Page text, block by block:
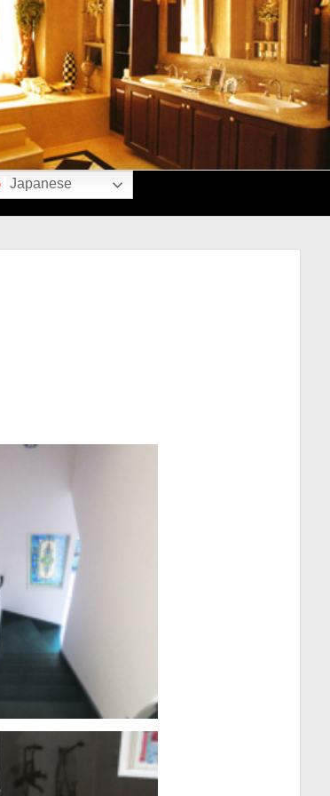
Japanese